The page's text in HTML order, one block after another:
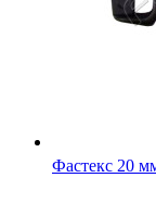
Фастекс 20